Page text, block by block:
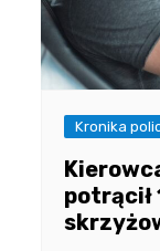
Kronika